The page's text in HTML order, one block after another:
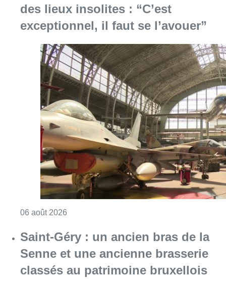
des lieux insolites : “C’est
exceptionnel, il faut se l’avouer”
06 août 2026
Saint-Géry : un ancien bras de la
Senne et une ancienne brasserie
classés au patrimoine bruxellois